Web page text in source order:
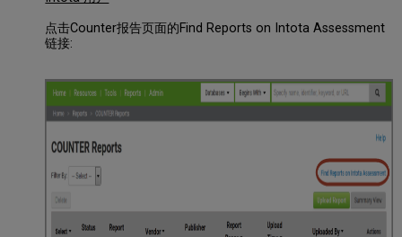
点击Counter报告页面的Find Reports on Intota Assessment
链接: